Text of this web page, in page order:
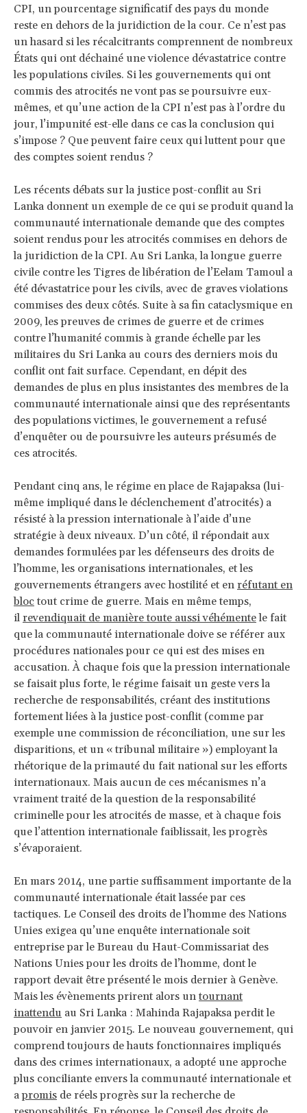
CPI, un pourcentage significatif des pays du monde
reste en dehors de la juridiction de la cour. Ce n’est pas
un hasard si les récalcitrants comprennent de nombreux
États qui ont déchainé une violence dévastatrice contre
les populations civiles. Si les gouvernements qui ont
commis des atrocités ne vont pas se poursuivre eux-
mêmes, et qu’une action de la CPI n’est pas à l’ordre du
jour, l’impunité est-elle dans ce cas la conclusion qui
s’impose ? Que peuvent faire ceux qui luttent pour que
des comptes soient rendus ?
Les récents débats sur la justice post-conflit au Sri
Lanka donnent un exemple de ce qui se produit quand la
communauté internationale demande que des comptes
soient rendus pour les atrocités commises en dehors de
la juridiction de la CPI. Au Sri Lanka, la longue guerre
civile contre les Tigres de libération de l’Eelam Tamoul a
été dévastatrice pour les civils, avec de graves violations
commises des deux côtés. Suite à sa fin cataclysmique en
2009, les preuves de crimes de guerre et de crimes
contre l’humanité commis à grande échelle par les
militaires du Sri Lanka au cours des derniers mois du
conflit ont fait surface. Cependant, en dépit des
demandes de plus en plus insistantes des membres de la
communauté internationale ainsi que des représentants
des populations victimes, le gouvernement a refusé
d’enquêter ou de poursuivre les auteurs présumés de
ces atrocités.
Pendant cinq ans, le régime en place de Rajapaksa (lui-
même impliqué dans le déclenchement d’atrocités) a
résisté à la pression internationale à l’aide d’une
stratégie à deux niveaux. D’un côté, il répondait aux
demandes formulées par les défenseurs des droits de
l’homme, les organisations internationales, et les
gouvernements étrangers avec hostilité et en réfutant en
bloc tout crime de guerre. Mais en même temps,
il revendiquait de manière toute aussi véhémentele fait
que la communauté internationale doive se référer aux
procédures nationales pour ce qui est des mises en
accusation. À chaque fois que la pression internationale
se faisait plus forte, le régime faisait un geste vers la
recherche de responsabilités, créant des institutions
fortement liées à la justice post-conflit (comme par
exemple une commission de réconciliation, une sur les
disparitions, et un « tribunal militaire ») employant la
rhétorique de la primauté du fait national sur les efforts
internationaux. Mais aucun de ces mécanismes n’a
vraiment traité de la question de la responsabilité
criminelle pour les atrocités de masse, et à chaque fois
que l’attention internationale faiblissait, les progrès
s’évaporaient.
En mars 2014, une partie suffisamment importante de la
communauté internationale était lassée par ces
tactiques. Le Conseil des droits de l’homme des Nations
Unies exigea qu’une enquête internationale soit
entreprise par le Bureau du Haut-Commissariat des
Nations Unies pour les droits de l’homme, dont le
rapport devait être présenté le mois dernier à Genève.
Mais les évènements prirent alors un tournant
inattendu au Sri Lanka : Mahinda Rajapaksa perdit le
pouvoir en janvier 2015. Le nouveau gouvernement, qui
comprend toujours de hauts fonctionnaires impliqués
dans des crimes internationaux, a adopté une approche
plus conciliante envers la communauté internationale et
apromis de réels progrès sur la recherche de